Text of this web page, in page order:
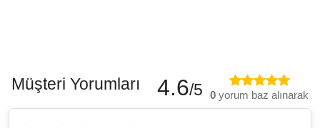
Müşteri Yorumları 4.6/5 0 yorum baz alınarak